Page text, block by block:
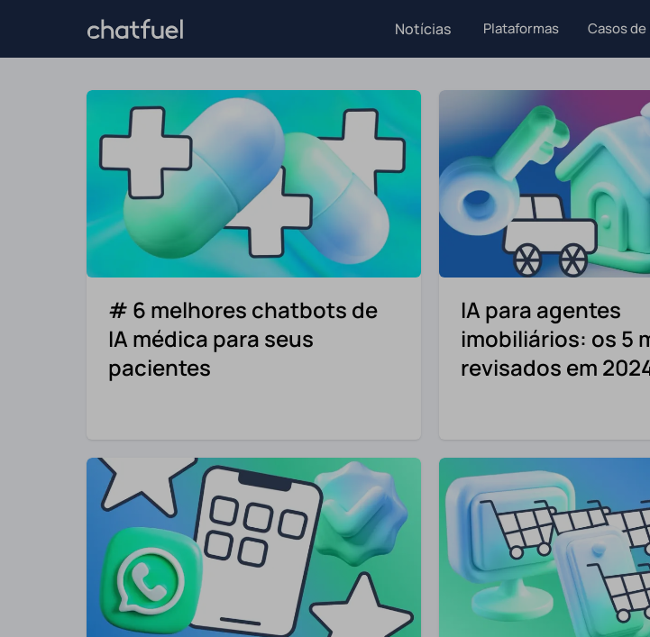
Notícias Plataformas Casos de
# 6 melhores chatbots de
IA médica para seus
pacientes
IA para agentes
imobiliários: os 5
revisados em